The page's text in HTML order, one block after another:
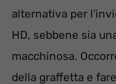
alternativa per
HD, sebbene sia
macchinosa.
della graffetta e